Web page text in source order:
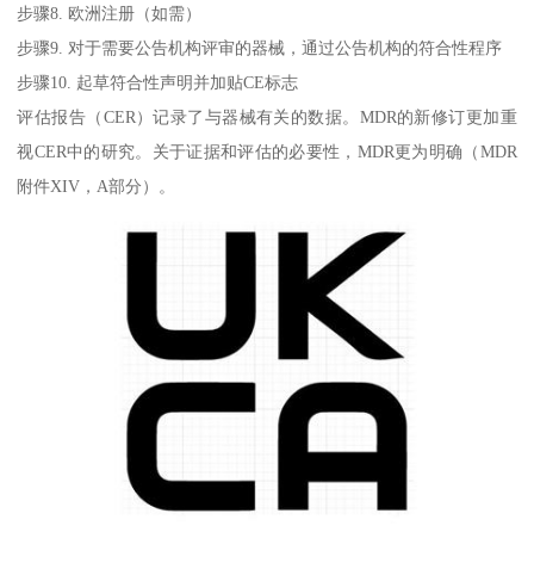
步骤8. 欧洲注册（如需）
步骤9. 对于需要公告机构评审的器械，通过公告机构的符合性程序
步骤10. 起草符合性声明并加贴CE标志
评估报告（CER）记录了与器械有关的数据。MDR的新修订更加重
视CER中的研究。关于证据和评估的必要性，MDR更为明确（MDR
附件XIV，A部分）。